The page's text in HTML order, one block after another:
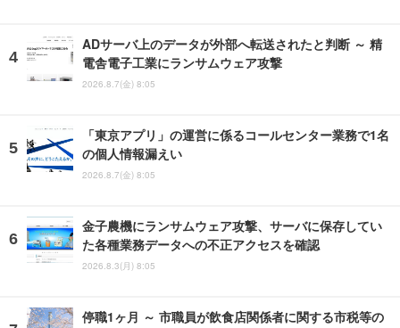
ADサーバ上のデータが外部へ転送されたと判断 ～ 精
電舎電子工業にランサムウェア攻撃
2026.8.7(金) 8:05
「東京アプリ」の運営に係るコールセンター業務で1名
の個人情報漏えい
2026.8.7(金) 8:05
金子農機にランサムウェア攻撃、サーバに保存してい
た各種業務データへの不正アクセスを確認
2026.8.3(月) 8:05
停職1ヶ月 ～ 市職員が飲食店関係者に関する市税等の